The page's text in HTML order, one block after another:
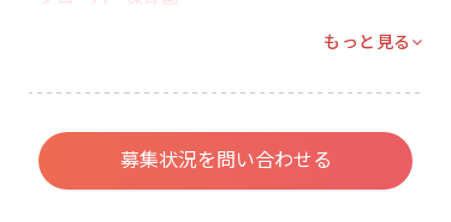
もっと見る
募集状況を問い合わせる